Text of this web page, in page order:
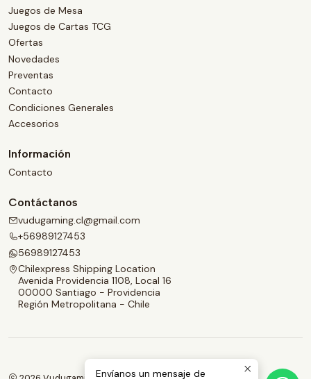
Juegos de Mesa
Juegos de Cartas TCG
Ofertas
Novedades
Preventas
Contacto
Condiciones Generales
Accesorios
Información
Contacto
Contáctanos
vudugaming.cl@gmail.com
+56989127453
56989127453
Chilexpress Shipping Location
Avenida Providencia 1108, Local 16
00000 Santiago - Providencia
Región Metropolitana - Chile
Envíanos un mensaje de